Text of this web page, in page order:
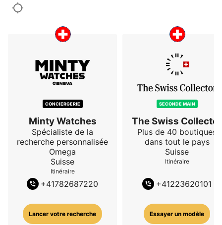
CONCIERGERIE
Minty Watches
Spécialiste de la
recherche personnalisée
Omega
Suisse
Itinéraire
+41782687220
Lancer votre recherche
SECONDE MAIN
The Swiss Collector
Plus de 40 boutiques
dans tout le pays
Suisse
Itinéraire
+41223620101
Essayer un modèle